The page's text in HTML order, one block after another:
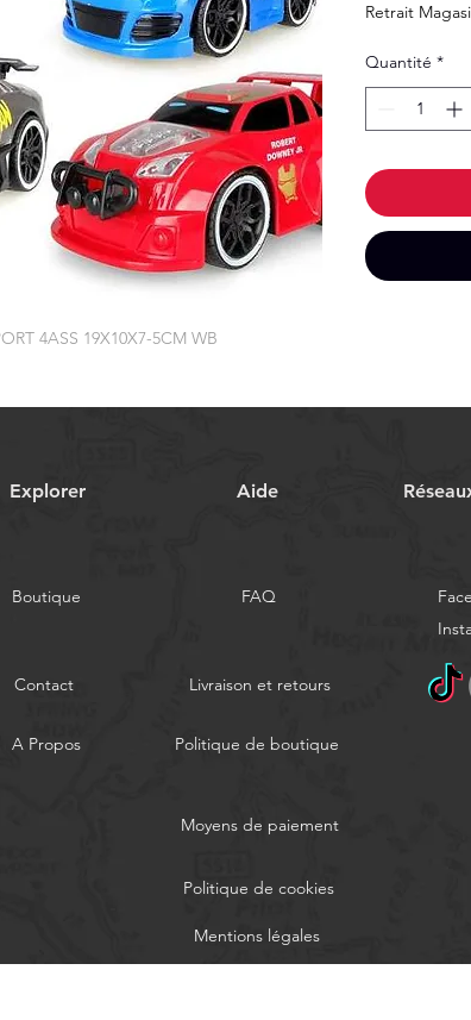
4ASS 19X10X7-5CM WB
Retrait
Quantité *
Explorer Aide
Boutique FAQ
Contact
A Propos
Livraison et retours
Politique de boutique
Moyens de paiement
Politique de cookies
Mentions légales